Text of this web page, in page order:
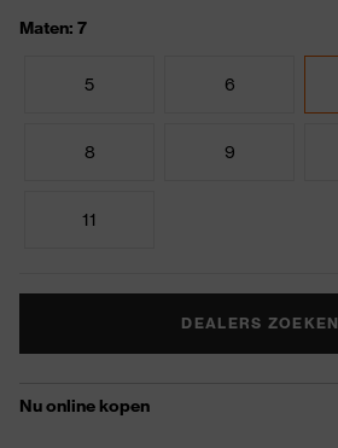
Maten: 7
5 6
8 9
11
DEALERS ZOEKEN